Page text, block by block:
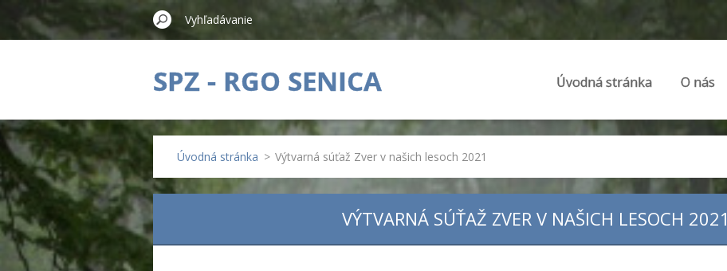
SPZ - RGO SENICA Úvodná stránka O nás
Úvodná stránka > Výtvarná súťaž Zver v našich lesoch 2021
VÝTVARNÁ SÚŤAŽ ZVER V NAŠICH LESOCH 2021